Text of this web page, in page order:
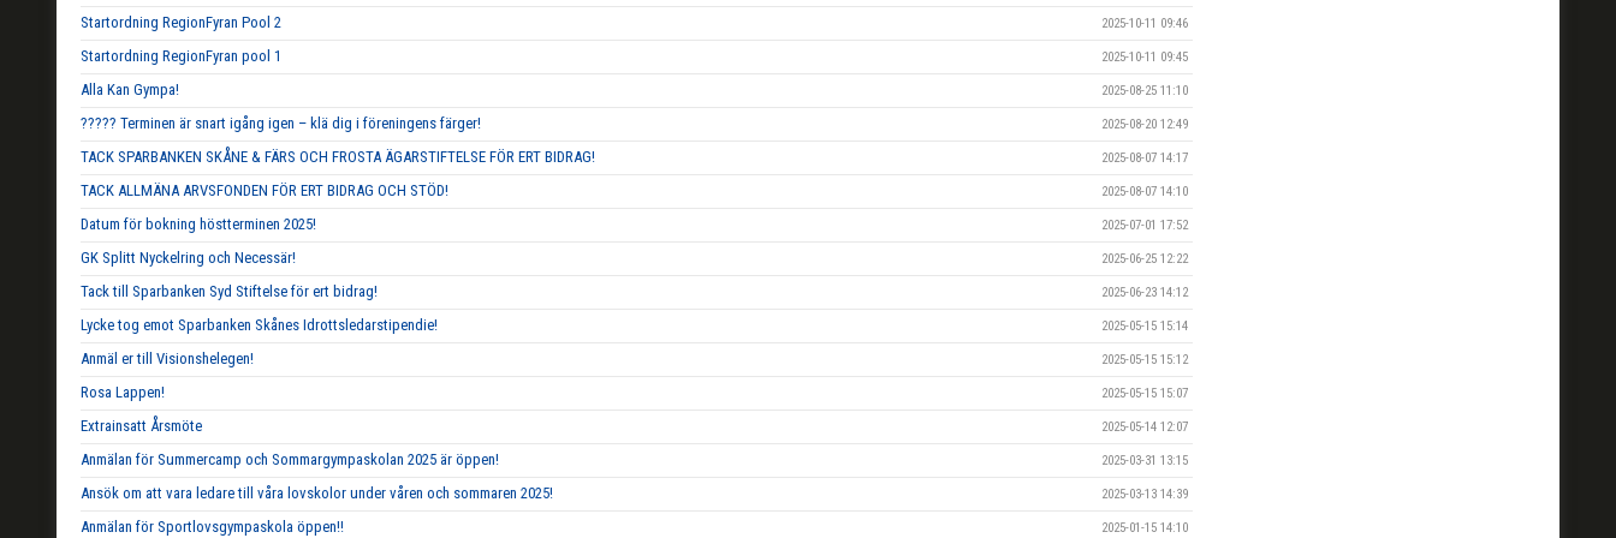
Startordning RegionFyran Pool 2 2025-10-11 09:46
Startordning RegionFyran pool 1 2025-10-11 09:45
Alla Kan Gympa! 2025-08-25 11:10
????? Terminen är snart igång igen – klä dig i föreningens färger! 2025-08-20 12:49
TACK SPARBANKEN SKÅNE & FÄRS OCH FROSTA ÄGARSTIFTELSE FÖR ERT BIDRAG! 2025-08-07 14:17
TACK ALLMÄNA ARVSFONDEN FÖR ERT BIDRAG OCH STÖD! 2025-08-07 14:10
Datum för bokning höstterminen 2025! 2025-07-01 17:52
GK Splitt Nyckelring och Necessär! 2025-06-25 12:22
Tack till Sparbanken Syd Stiftelse för ert bidrag! 2025-06-23 14:12
Lycke tog emot Sparbanken Skånes Idrottsledarstipendie! 2025-05-15 15:14
Anmäl er till Visionshelegen! 2025-05-15 15:12
Rosa Lappen! 2025-05-15 15:07
Extrainsatt Årsmöte 2025-05-14 12:07
Anmälan för Summercamp och Sommargympaskolan 2025 är öppen! 2025-03-31 13:15
Ansök om att vara ledare till våra lovskolor under våren och sommaren 2025! 2025-03-13 14:39
Anmälan för Sportlovsgympaskola öppen!! 2025-01-15 14:10